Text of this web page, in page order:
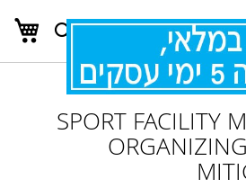
חפש
SPORT FACILITY